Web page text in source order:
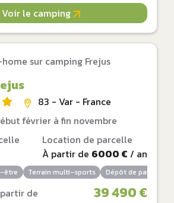
Voir le camping
83 - Var - France
février à fin novembre
Location de parcelle
À partir de 6000 € / an
être Terrain multi-sports Dépôt de pain
de 39 490 €